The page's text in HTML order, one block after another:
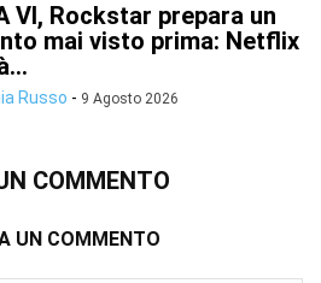
VI, Rockstar prepara un
mai visto prima: Netflix
Russo - 9 Agosto 2026
COMMENTO
UN COMMENTO